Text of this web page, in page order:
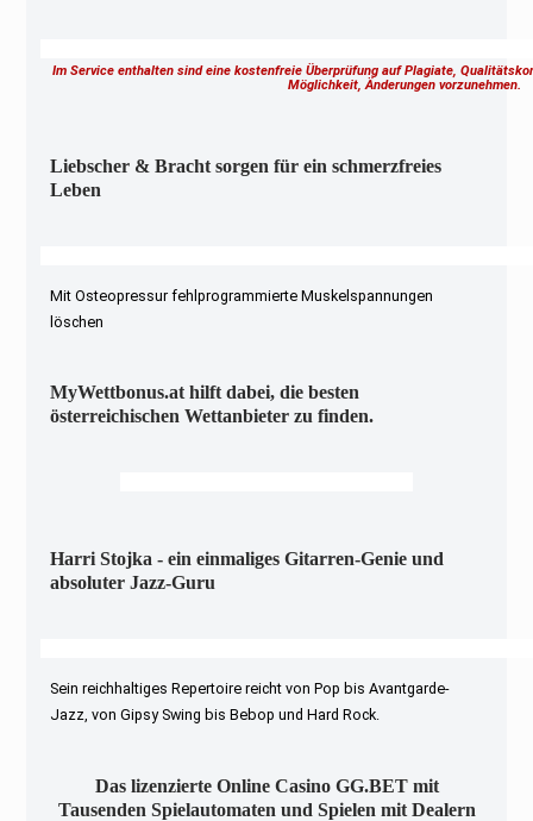
Im Service enthalten sind eine kostenfreie Überprüfung auf Plagiate,
Möglichkeit, Änderungen vorzunehmen.
Liebscher & Bracht sorgen für ein schmerzfreies
Leben
Mit Osteopressur fehlprogrammierte Muskelspannungen
löschen
MyWettbonus.at hilft dabei, die besten
österreichischen Wettanbieter zu finden.
Harri Stojka - ein einmaliges Gitarren-Genie und
absoluter Jazz-Guru
Sein reichhaltiges Repertoire reicht von Pop bis Avantgarde-
Jazz, von Gipsy Swing bis Bebop und Hard Rock.
Das lizenzierte Online Casino GG.BET mit
Tausenden Spielautomaten und Spielen mit Dealern